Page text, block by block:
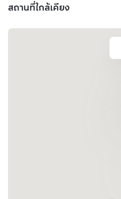
สถานที่ใกล้เคียง